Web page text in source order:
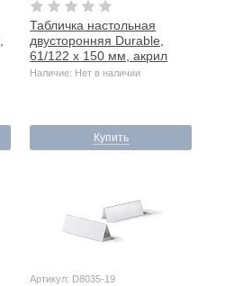
Табличка настольная
двусторонняя Durable,
61/122 x 150 мм, акрил
Наличие: Нет в наличии
Купить
Артикул: D8035-19